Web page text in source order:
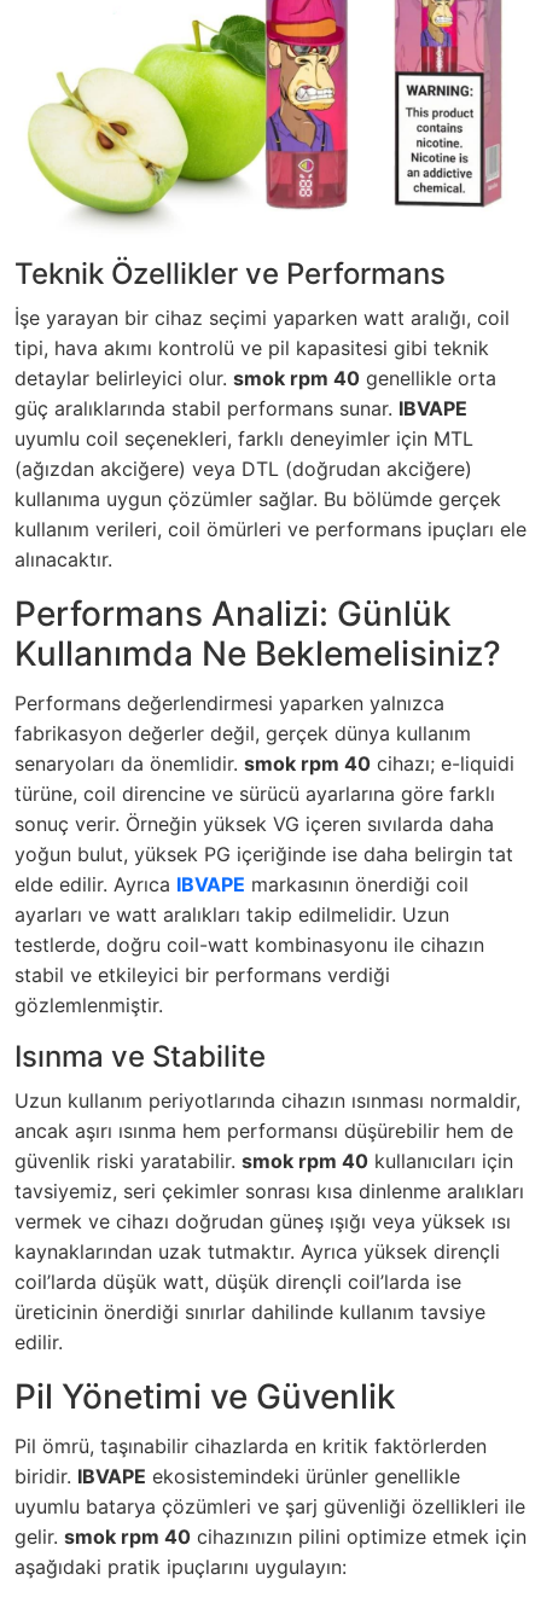
Teknik Özellikler ve Performans
İşe yarayan bir cihaz seçimi yaparken watt aralığı, coil
tipi, hava akımı kontrolü ve pil kapasitesi gibi teknik
detaylar belirleyici olur. smok rpm 40 genellikle orta
güç aralıklarında stabil performans sunar. IBVAPE
uyumlu coil seçenekleri, farklı deneyimler için MTL
(ağızdan akciğere) veya DTL (doğrudan akciğere)
kullanıma uygun çözümler sağlar. Bu bölümde gerçek
kullanım verileri, coil ömürleri ve performans ipuçları ele
alınacaktır.
Performans Analizi: Günlük
Kullanımda Ne Beklemelisiniz?
Performans değerlendirmesi yaparken yalnızca
fabrikasyon değerler değil, gerçek dünya kullanım
senaryoları da önemlidir. smok rpm 40 cihazı; e-liquidi
türüne, coil direncine ve sürücü ayarlarına göre farklı
sonuç verir. Örneğin yüksek VG içeren sıvılarda daha
yoğun bulut, yüksek PG içeriğinde ise daha belirgin tat
elde edilir. Ayrıca IBVAPE markasının önerdiği coil
ayarları ve watt aralıkları takip edilmelidir. Uzun
testlerde, doğru coil-watt kombinasyonu ile cihazın
stabil ve etkileyici bir performans verdiği
gözlemlenmiştir.
Isınma ve Stabilite
Uzun kullanım periyotlarında cihazın ısınması normaldir,
ancak aşırı ısınma hem performansı düşürebilir hem de
güvenlik riski yaratabilir. smok rpm 40 kullanıcıları için
tavsiyemiz, seri çekimler sonrası kısa dinlenme aralıkları
vermek ve cihazı doğrudan güneş ışığı veya yüksek ısı
kaynaklarından uzak tutmaktır. Ayrıca yüksek dirençli
coil’larda düşük watt, düşük dirençli coil’larda ise
üreticinin önerdiği sınırlar dahilinde kullanım tavsiye
edilir.
Pil Yönetimi ve Güvenlik
Pil ömrü, taşınabilir cihazlarda en kritik faktörlerden
biridir. IBVAPE ekosistemindeki ürünler genellikle
uyumlu batarya çözümleri ve şarj güvenliği özellikleri ile
gelir. smok rpm 40 cihazınızın pilini optimize etmek için
aşağıdaki pratik ipuçlarını uygulayın: